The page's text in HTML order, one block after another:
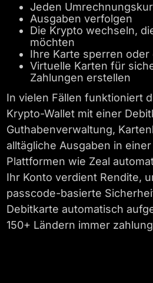
Jeden
Ausgaben verfolgen
Die Krypto wechseln,
möchten
Ihre Karte sperren
Virtuelle Karten für
Zahlungen erstellen
In vielen Fällen funktioniert
Krypto-Wallet mit einer
Guthabenverwaltung,
alltägliche Ausgaben in
Plattformen wie Zeal
Ihr Konto verdient Rendite,
passcode-basierte
Debitkarte automatisch
150+ Ländern immer